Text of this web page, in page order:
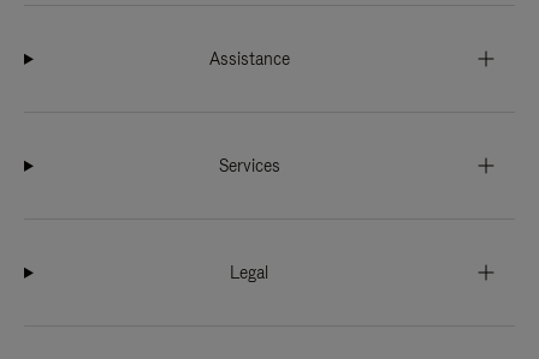
Assistance
Services
Legal